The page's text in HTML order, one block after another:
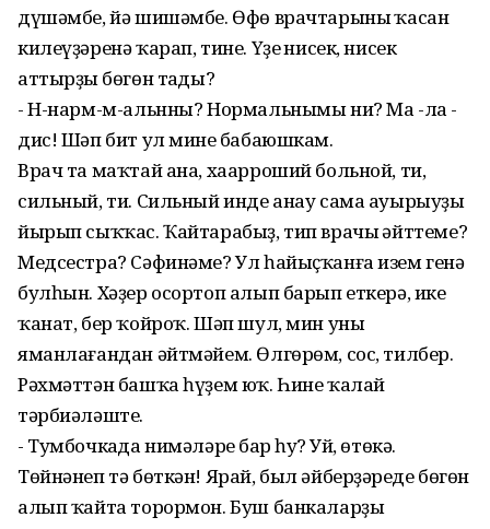
дүшәмбе, йә шишәмбе. Өфө врачтарының ҡасан
килеүҙәренә ҡарап, тине. Үҙең нисек, нисек
аттырҙың бөгөн таңды?
- Н-нарм-м-альнны? Нормальнымы ни? Ма -ла -
дис! Шәп бит ул минең бабаюшкам.
Врач та маҡтай ана, хаарроший больной, ти,
сильный, ти. Сильный инде анау сама ауырыуҙы
йырып сыҡҡас. Ҡайтарабыҙ, тип врачың әйттеме?
Медсестра? Сәфинәме? Ул һайыҫҡанға изем генә
булһын. Хәҙер осортоп алып барып еткерә, ике
ҡанат, бер ҡойроҡ. Шәп шул, мин уны
яманлағандан әйтмәйем. Өлгөрөм, сос, тилбер.
Рәхмәттән башҡа һүҙем юҡ. Һине ҡалай
тәрбиәләште.
- Тумбочкаңда нимәләрең бар һуң? Уй, өтөкә.
Төйнәнеп тә бөткән! Ярай, был әйберҙәреңде бөгөн
алып ҡайта торормон. Буш банкаларҙы